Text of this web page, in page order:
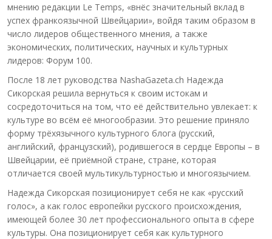
мнению редакции Le Temps, «внёс значительный вклад в
успех франкоязычной Швейцарии», войдя таким образом в
число лидеров общественного мнения, а также
экономических, политических, научных и культурных
лидеров: Форум 100.
После 18 лет руководства NashaGazeta.ch Надежда
Сикорская решила вернуться к своим истокам и
сосредоточиться на том, что её действительно увлекает: к
культуре во всём её многообразии. Это решение приняло
форму трёхязычного культурного блога (русский,
английский, французский), родившегося в сердце Европы – в
Швейцарии, её приёмной стране, стране, которая
отличается своей мультикультурностью и многоязычием.
Надежда Сикорская позиционирует себя не как «русский
голос», а как голос европейки русского происхождения,
имеющей более 30 лет профессионального опыта в сфере
культуры. Она позиционирует себя как культурного